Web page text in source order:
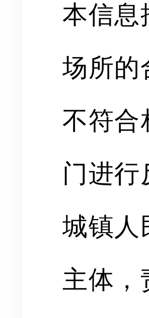
本信息
场所的
不符合
门进
城镇人
主体，